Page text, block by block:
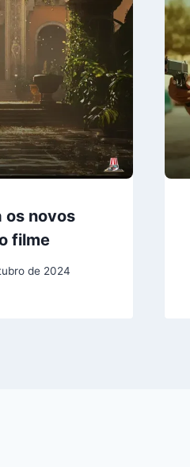
os novos
filme
de 2024